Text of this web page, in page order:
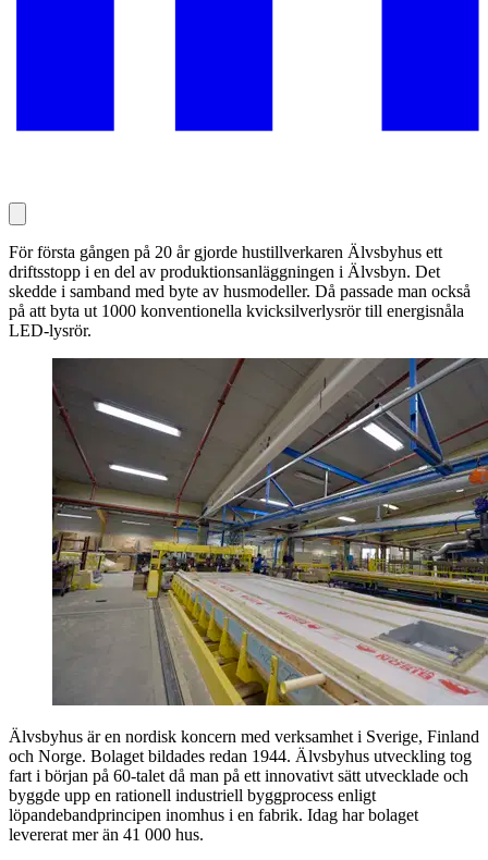
För första gången på 20 år gjorde hustillverkaren Älvsbyhus ett
driftsstopp i en del av produktionsanläggningen i Älvsbyn. Det
skedde i samband med byte av husmodeller. Då passade man också
på att byta ut 1000 konventionella kvicksilverlysrör till energisnåla
LED-lysrör.
Älvsbyhus är en nordisk koncern med verksamhet i Sverige, Finland
och Norge. Bolaget bildades redan 1944. Älvsbyhus utveckling tog
fart i början på 60-talet då man på ett innovativt sätt utvecklade och
byggde upp en rationell industriell byggprocess enligt
löpandebandprincipen inomhus i en fabrik. Idag har bolaget
levererat mer än 41 000 hus.